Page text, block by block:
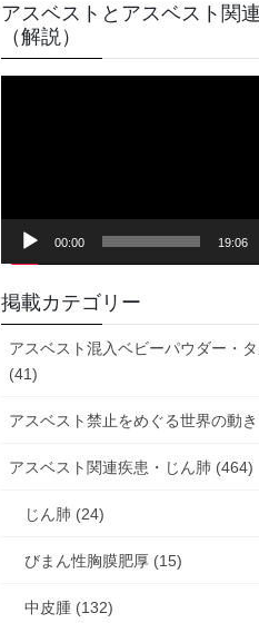
アスベストとアスベスト関
（解説）
ヤ
00:00 19:06
掲載カテゴリー
アスベスト混入ベビーパウダー・
(41)
アスベスト禁止をめぐる世界の動
アスベスト関連疾患・じん肺 (464)
じん肺 (24)
びまん性胸膜肥厚 (15)
中皮腫 (132)